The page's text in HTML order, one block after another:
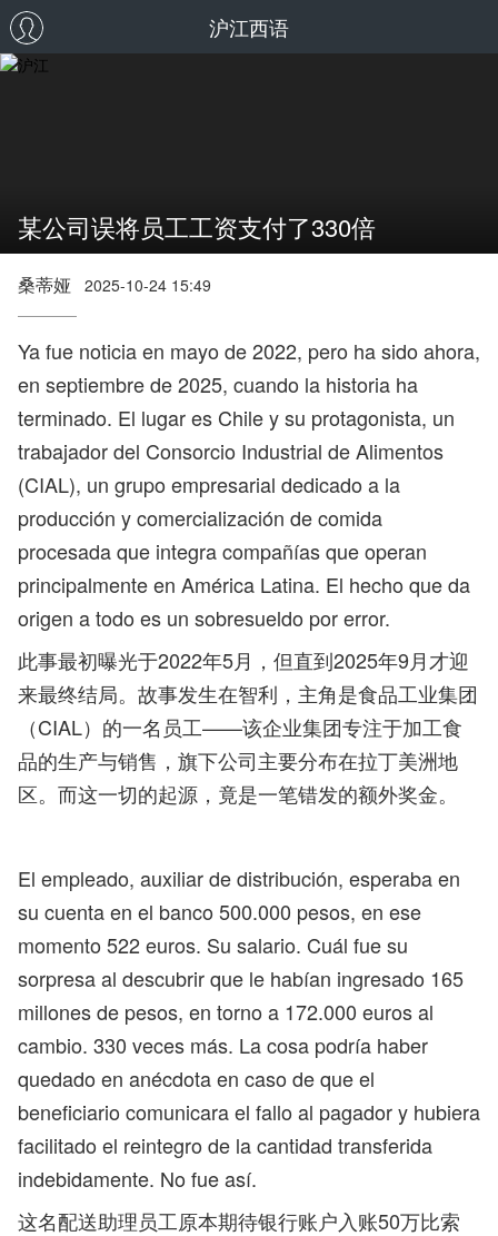
沪江西语
某公司误将员工工资支付了330倍
桑蒂娅 2025-10-24 15:49
Ya fue noticia en mayo de 2022, pero ha sido ahora,
en septiembre de 2025, cuando la historia ha
terminado. El lugar es Chile y su protagonista, un
trabajador del Consorcio Industrial de Alimentos
(CIAL), un grupo empresarial dedicado a la
producción y comercialización de comida
procesada que integra compañías que operan
principalmente en América Latina. El hecho que da
origen a todo es un sobresueldo por error.
此事最初曝光于2022年5月，但直到2025年9月才迎
来最终结局。故事发生在智利，主角是食品工业集团
（CIAL）的一名员工——该企业集团专注于加工食
品的生产与销售，旗下公司主要分布在拉丁美洲地
区。而这一切的起源，竟是一笔错发的额外奖金。
El empleado, auxiliar de distribución, esperaba en
su cuenta en el banco 500.000 pesos, en ese
momento 522 euros. Su salario. Cuál fue su
sorpresa al descubrir que le habían ingresado 165
millones de pesos, en torno a 172.000 euros al
cambio. 330 veces más. La cosa podría haber
quedado en anécdota en caso de que el
beneficiario comunicara el fallo al pagador y hubiera
facilitado el reintegro de la cantidad transferida
indebidamente. No fue así.
这名配送助理员工原本期待银行账户入账50万比索